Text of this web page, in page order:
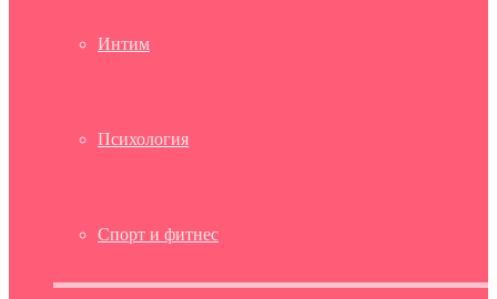
Интим
Психология
Спорт и фитнес